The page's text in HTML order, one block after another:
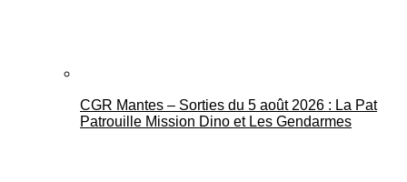
CGR Mantes – Sorties du 5 août 2026 : La Pat
Patrouille Mission Dino et Les Gendarmes